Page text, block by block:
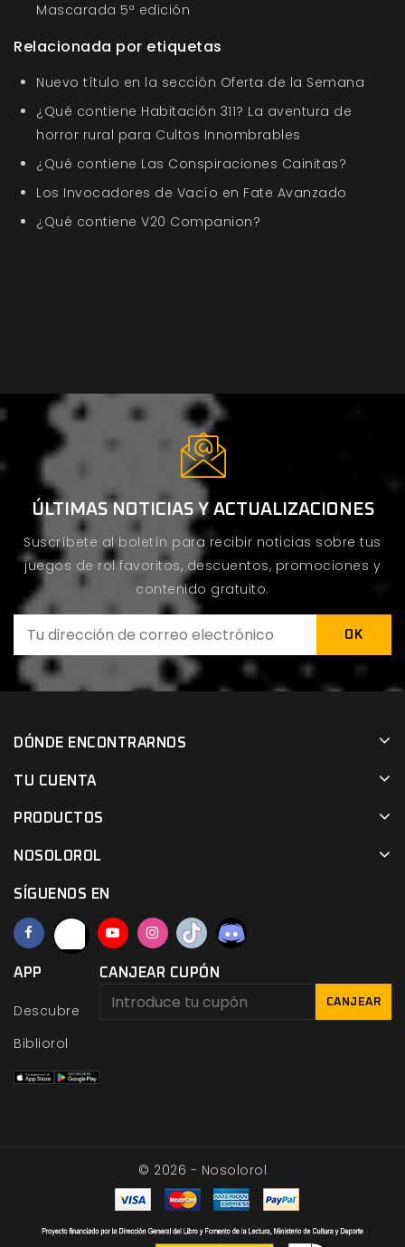
Mascarada 5ª edición
Relacionada por etiquetas
Nuevo título en la sección Oferta de la Semana
¿Qué contiene Habitación 311? La aventura de
horror rural para Cultos Innombrables
¿Qué contiene Las Conspiraciones Cainitas?
Los Invocadores de Vacío en Fate Avanzado
¿Qué contiene V20 Companion?
ÚLTIMAS NOTICIAS Y ACTUALIZACIONES
Suscríbete al boletín para recibir noticias sobre tus
juegos de rol favoritos, descuentos, promociones y
contenido gratuito.
DÓNDE ENCONTRARNOS
TU CUENTA
PRODUCTOS
NOSOLOROL
SÍGUENOS EN
APP
Descubre
Bibliorol
CANJEAR CUPÓN
CANJEAR
© 2026 - Nosolorol